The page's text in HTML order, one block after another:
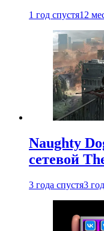
1 год спустя12
Naughty
сетевой
3 года спустя3